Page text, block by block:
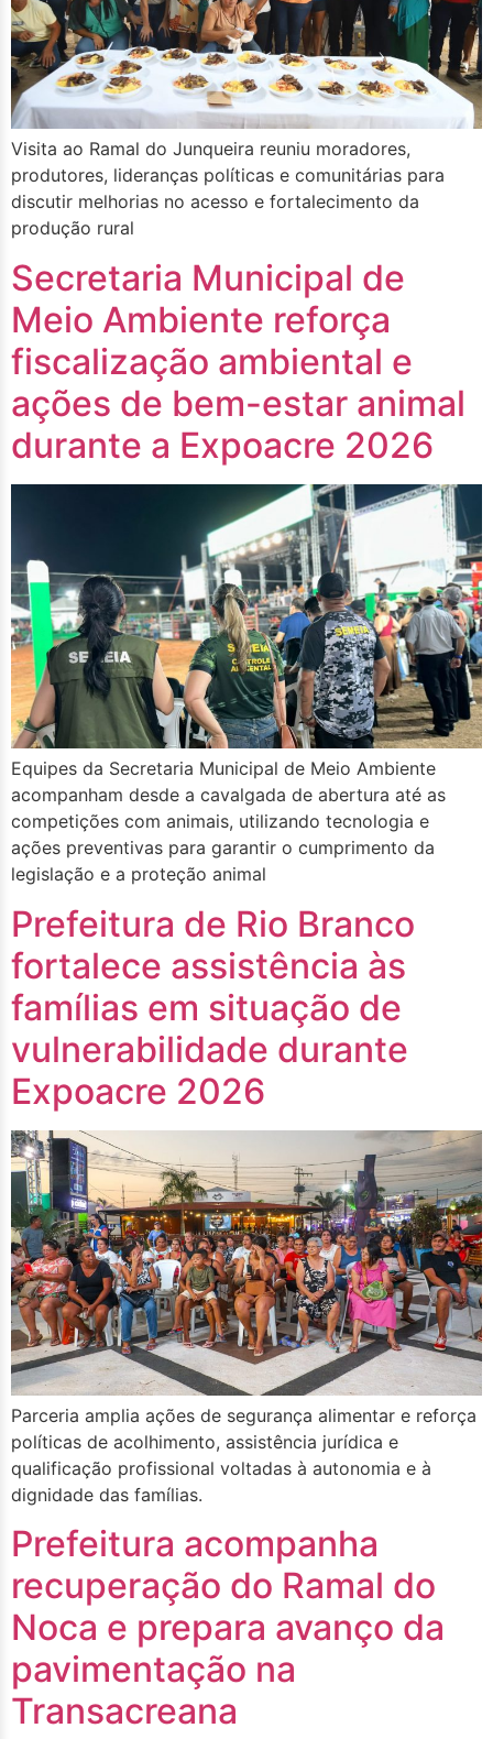
Visita ao Ramal do Junqueira reuniu moradores,
produtores, lideranças políticas e comunitárias para
discutir melhorias no acesso e fortalecimento da
produção rural
Secretaria Municipal de
Meio Ambiente reforça
fiscalização ambiental e
ações de bem-estar animal
durante a Expoacre 2026
Equipes da Secretaria Municipal de Meio Ambiente
acompanham desde a cavalgada de abertura até as
competições com animais, utilizando tecnologia e
ações preventivas para garantir o cumprimento da
legislação e a proteção animal
Prefeitura de Rio Branco
fortalece assistência às
famílias em situação de
vulnerabilidade durante
Expoacre 2026
Parceria amplia ações de segurança alimentar e reforça
políticas de acolhimento, assistência jurídica e
qualificação profissional voltadas à autonomia e à
dignidade das famílias.
Prefeitura acompanha
recuperação do Ramal do
Noca e prepara avanço da
pavimentação na
Transacreana